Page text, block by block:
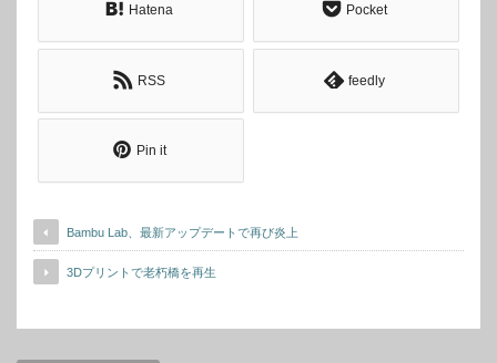
Hatena Pocket
RSS feedly
Pin it
Bambu Lab、最新アップデートで再び炎上
3Dプリントで老朽橋を再生